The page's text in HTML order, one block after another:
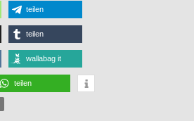
teilen
teilen
wallabag it
teilen